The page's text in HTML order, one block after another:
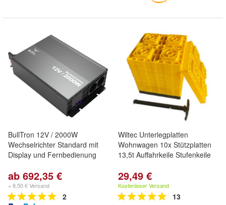
BullTron 12V / 2000W
Wechselrichter Standard mit
Display und Fernbedienung
ab 692,35 €
+ 8,50 € Versand
2
Wiltec Unterlegplatten
Wohnwagen 10x Stützplatten
13,5t Auffahrkeile Stufenkeile
29,49 €
Kostenloser Versand
13